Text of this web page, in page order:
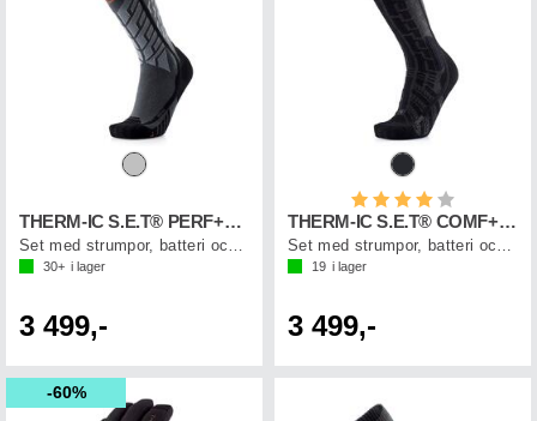
THERM-IC S.E.T® PERF+1400B
30+ i lager
3 499,-
Betyg:
THERM-IC S.E.T® COMF+1400B
19 i lager
3 499,-
60%